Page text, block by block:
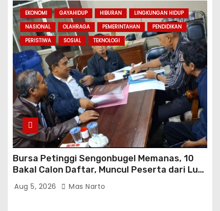
EKONOMI GAYAHIDUP HIBURAN
LINGKUNGAN HIDUP
NASIONAL
OLAHRAGA PEMERINTAHAN
PENDIDIKAN
PERISTIWA
SOSIAL TEKNOLOGI
Bursa Petinggi Sengonbugel Memanas, 10
Bakal Calon Daftar, Muncul Peserta dari Luar
Desa hingga Jakarta
Aug 5, 2026 Mas Narto